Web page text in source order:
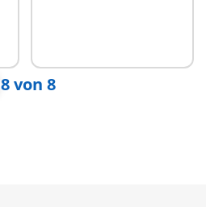
8 von 8